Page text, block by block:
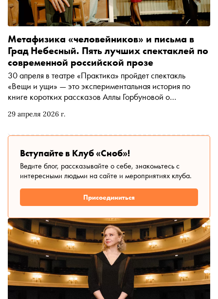
29 апреля 2026 г.
Метафизика «человейников» и письма в
Град Небесный. Пять лучших спектаклей по
современной российской прозе
30 апреля в театре «Практика» пройдет спектакль
«Вещи и ущи» — это экспериментальная история по
книге коротких рассказов Аллы Горбуновой о
района. «Сноб» собрал в свой топ еще четыре спектакля
заметок до романов в стихах
Вступайте в Клуб «Сноб»!
Ведите блог, рассказывайте о себе, знакомьтесь с
интересными людьми на сайте и мероприятиях клуба.
Присоединиться